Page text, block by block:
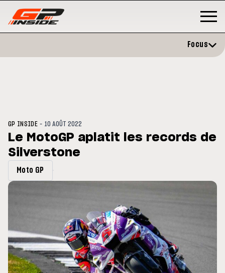
droite à Madrid
Bretagne
Focus
GP INSIDE - 10 AOÛT 2022
Le MotoGP aplatit les records de
Silverstone
Moto GP